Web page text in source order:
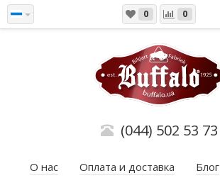
0 0
(044) 502 53 73
О нас Оплата и доставка Блог